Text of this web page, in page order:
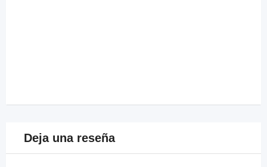
Deja una reseña